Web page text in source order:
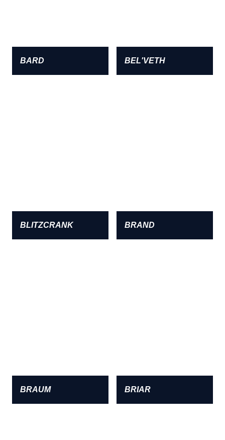
BARD BEL'VETH
BLITZCRANK BRAND
BRAUM BRIAR